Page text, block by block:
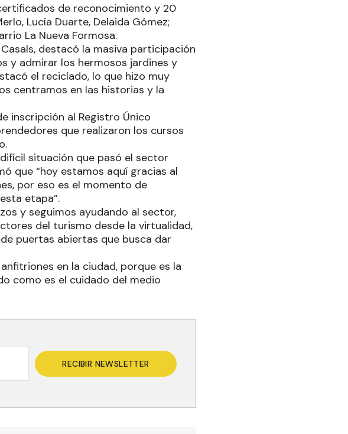
de reconocimiento y 20
Lucía Duarte, Delaida Gómez;
La Nueva Formosa.
destacó la masiva participación
y admirar los hermosos jardines y
el reciclado, lo que hizo muy
centramos en las historias y la
inscripción al Registro Único
que realizaron los cursos
situación que pasó el sector
que “hoy estamos aquí gracias al
por eso es el momento de
etapa”.
y seguimos ayudando al sector,
del turismo desde la virtualidad,
puertas abiertas que busca dar
en la ciudad, porque es la
como es el cuidado del medio
RECIBIR NEWSLETTER